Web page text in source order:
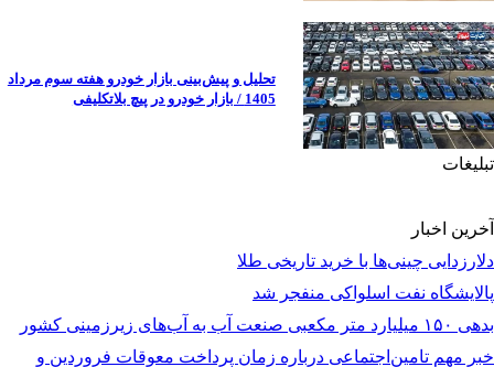
تحلیل و پیش‌بینی بازار خودرو هفته سوم مرداد
1405 / بازار خودرو در پیچ بلاتکلیفی
تبلیغات
آخرین اخبار
دلارزدایی چینی‌ها با خرید تاریخی طلا
پالایشگاه نفت اسلواکی منفجر شد
بدهی ۱۵۰ میلیارد متر مکعبی صنعت آب به آب‌های زیرزمینی کشور
خبر مهم تامین‌اجتماعی درباره زمان پرداخت معوقات فروردین و